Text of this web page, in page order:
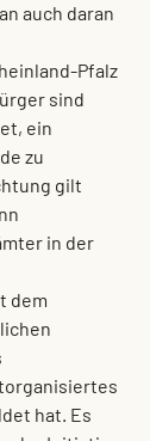
auch daran
Pfalz
sind
ein
zu
gilt
in der
dem
hat. Es